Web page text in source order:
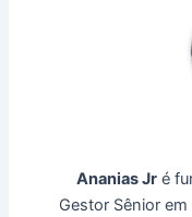
Ananias Jr é
Gestor Sênior